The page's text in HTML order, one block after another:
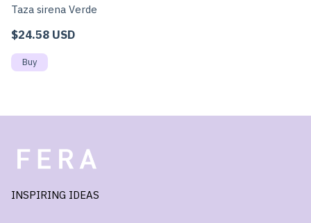
Taza sirena Verde
$24.58 USD
INSPIRING IDEAS